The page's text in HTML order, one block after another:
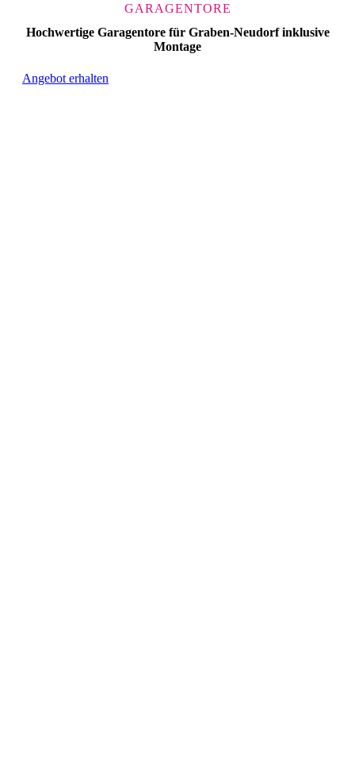
GARAGENTORE
Hochwertige Garagentore für Graben-Neudorf inklusive
Montage
Angebot erhalten